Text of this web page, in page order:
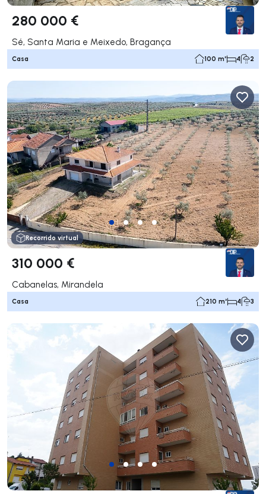
280 000 €
Sé, Santa Maria e Meixedo, Bragança
Casa 100 m² 4 2
Recorrido virtual
310 000 €
Cabanelas, Mirandela
Casa 210 m² 4 3